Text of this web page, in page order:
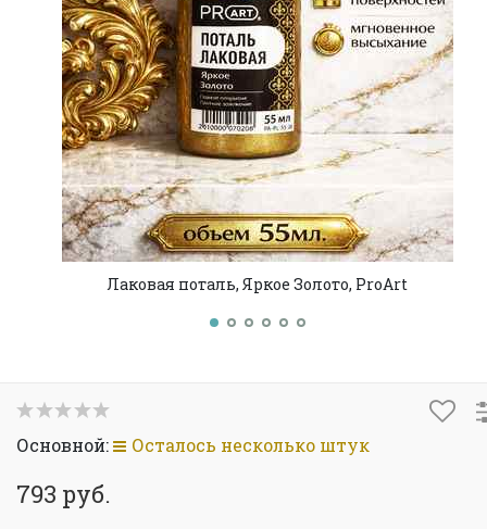
Лаковая поталь, Яркое Золото, ProArt
Основной: Осталось несколько штук
793 руб.